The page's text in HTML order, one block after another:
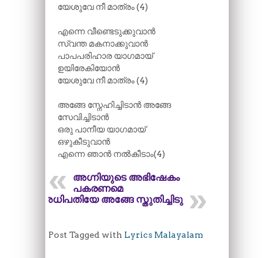
യേശുവേ നീ മാത്രം (4)
എന്നെ വീണ്ടെടുക്കുവാൻ
സ്വന്ത മകനാക്കുവാൻ
പാപപരിഹാര യാഗമായ്
ഉയിരേകിയോൻ
യേശുവേ നീ മാത്രം (4)
അങ്ങേ സ്നേഹിച്ചിടാൻ അങ്ങേ
സേവിച്ചിടാൻ
ഒരു പാനീയ യാഗമായ്
ഒഴുകീടുവാൻ
എന്നെ ഞാൻ നൽകീടാം(4)
അഗ്നിയുടെ അഭിഷേകം
പകരണമെ
അധിപതിയേ അങ്ങേ സ്തുതിച്ചിടു
Post Tagged with Lyrics Malayalam